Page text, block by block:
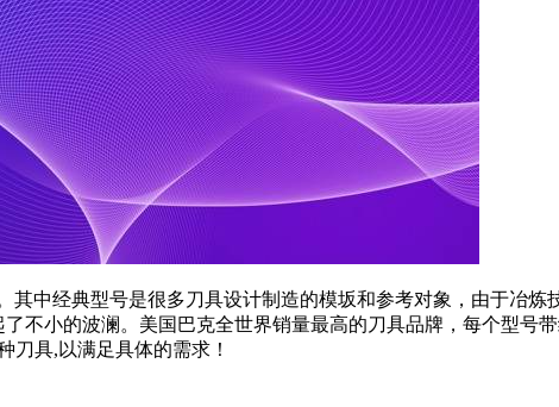
其中经典型号是很多刀具设计制造的模坂和参考对象，由于冶
不小的波澜。美国巴克全世界销量最高的刀具品牌，每个型号
刀具,以满足具体的需求！